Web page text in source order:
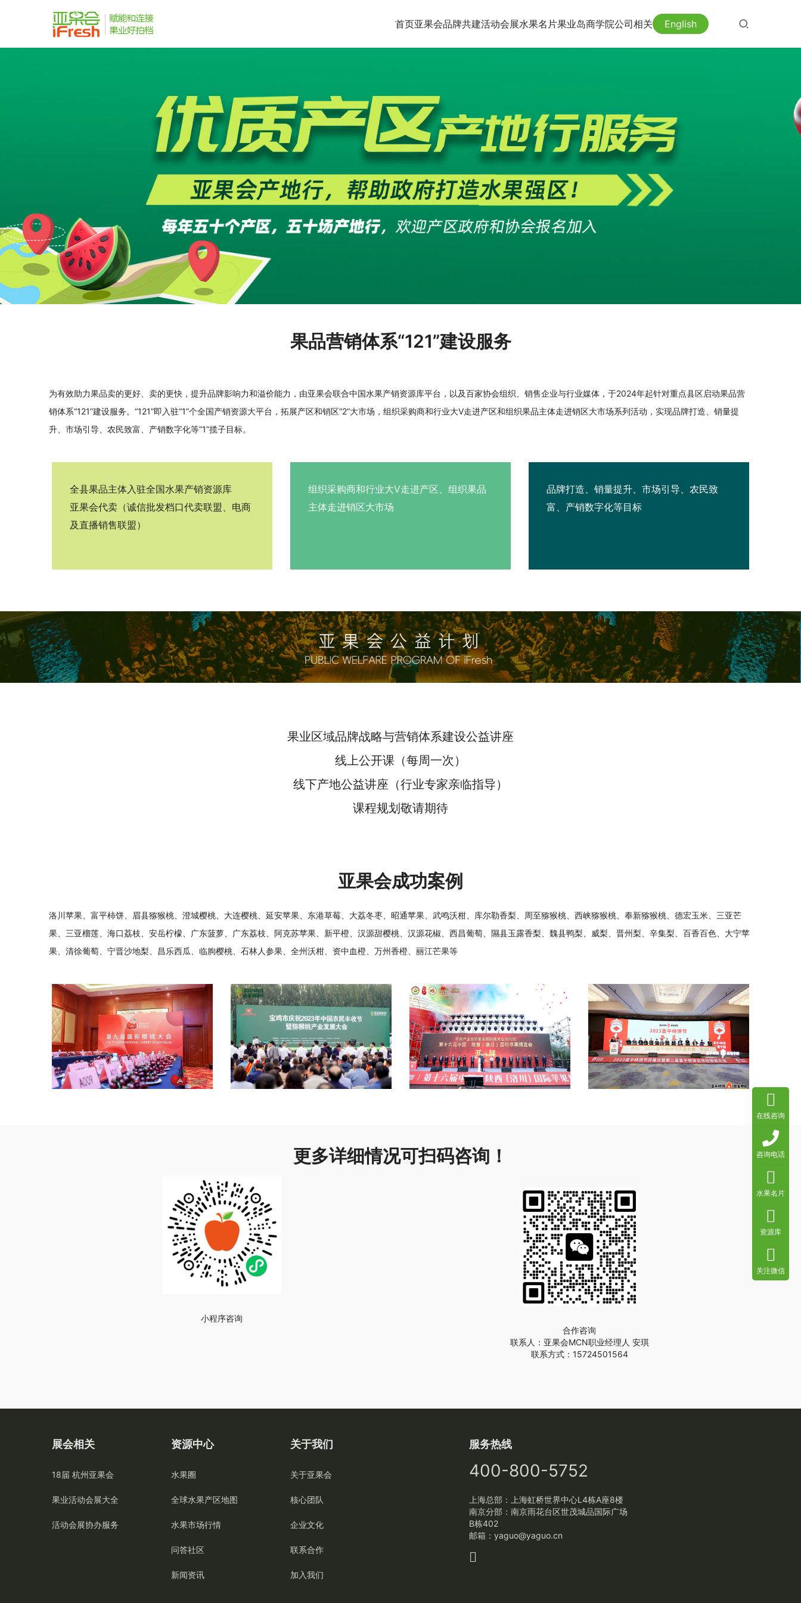
首页亚果会品牌共建活动会展水果名片果业岛商学院公司相关 English
果品营销体系“121”建设服务
为有效助力果品卖的更好、卖的更快，提升品牌影响力和溢价能力，由亚果会联合中国水果产销资源库平台，以及百家协会组织、销售企业与行业媒体，于2024年起针对重点县区启动果品营
销体系“121”建设服务。“121”即入驻“1”个全国产销资源大平台，拓展产区和销区“2”大市场，组织采购商和行业大V走进产区和组织果品主体走进销区大市场系列活动，实现品牌打造、销量提
升、市场引导、农民致富、产销数字化等“1”揽子目标。
全县果品主体入驻全国水果产销资源库
亚果会代卖（诚信批发档口代卖联盟、电商
及直播销售联盟）
组织采购商和行业大V走进产区、组织果品
主体走进销区大市场
品牌打造、销量提升、市场引导、农民致
富、产销数字化等目标
果业区域品牌战略与营销体系建设公益讲座
线上公开课（每周一次）
线下产地公益讲座（行业专家亲临指导）
课程规划敬请期待
亚果会成功案例
洛川苹果、富平柿饼、眉县猕猴桃、澄城樱桃、大连樱桃、延安苹果、东港草莓、大荔冬枣、昭通苹果、武鸣沃柑、库尔勒香梨、周至猕猴桃、西峡猕猴桃、奉新猕猴桃、德宏玉米、三亚芒
果、三亚榴莲、海口荔枝、安岳柠檬、广东菠萝、广东荔枝、阿克苏苹果、新平橙、汉源甜樱桃、汉源花椒、西昌葡萄、隰县玉露香梨、魏县鸭梨、威梨、晋州梨、辛集梨、百香百色、大宁苹
果、清徐葡萄、宁晋沙地梨、昌乐西瓜、临朐樱桃、石林人参果、全州沃柑、资中血橙、万州香橙、丽江芒果等
更多详细情况可扫码咨询！
小程序咨询
合作咨询
联系人：亚果会MCN职业经理人 安琪
联系方式：15724501564
展会相关
18届 杭州亚果会
果业活动会展大全
活动会展协办服务
资源中心
水果圈
全球水果产区地图
水果市场行情
问答社区
新闻资讯
关于我们
关于亚果会
核心团队
企业文化
联系合作
加入我们
服务热线
400-800-5752
上海总部：上海虹桥世界中心L4栋A座8楼
南京分部：南京雨花台区世茂城品国际广场
B栋402
邮箱： yaguo@yaguo.cn
在线咨询
咨询电话
水果名片
资源库
关注微信